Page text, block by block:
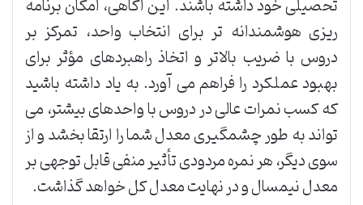
تحصیلی خود داشته باشند. این آگاهی، امکان برنامه
ریزی هوشمندانه تر برای انتخاب واحد، تمرکز بر
دروس با ضریب بالاتر و اتخاذ راهبردهای مؤثر برای
بهبود عملکرد را فراهم می آورد. به یاد داشته باشید
که کسب نمرات عالی در دروس با واحدهای بیشتر، می
تواند به طور چشمگیری معدل شما را ارتقا بخشد و از
سوی دیگر، هر نمره مردودی تأثیر منفی قابل توجهی بر
معدل نیمسال و در نهایت معدل کل خواهد گذاشت.